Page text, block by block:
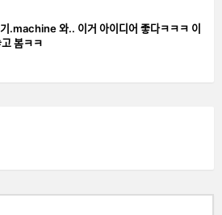
뽑기.machine 와.. 이거 아이디어 좋다ㅋㅋㅋ 이
봄ㅋㅋ